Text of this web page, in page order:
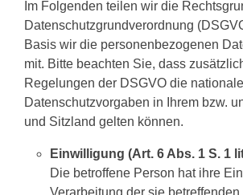
Im Folgenden teilen wir die
Datenschutzgrundverordnung
Basis wir die personenbezogenen
mit. Bitte beachten Sie, dass
Regelungen der DSGVO die
Datenschutzvorgaben in Ihrem bzw.
und Sitzland gelten können.
Einwilligung (Art. 6 Abs. 1 S. 1
Die betroffene Person hat ihre
Verarbeitung der sie betreffenden